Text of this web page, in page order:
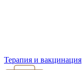
Терапия и вакцинация